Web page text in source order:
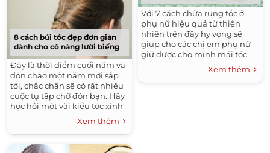
8 cách búi tóc đẹp đơn giản
dành cho cô nàng lười biếng
Đây là thời điểm cuối năm và
đón chào một năm mới sắp
tới, chắc chắn sẽ có rất nhiều
cuộc tụ tập chờ đón bạn. Hãy
học hỏi một vài kiểu tóc xinh
xắn đơn giản dưới đây để
thay đổi vẻ đẹp của mình
trong các cuộc đi chơi, dạo
phố hay đến công sở…
Xem thêm
Với 7 cách chữa rụng tóc ở
phụ nữ hiệu quả từ thiên
nhiên trên đây hy vọng sẽ
giúp cho các chị em phụ nữ
giữ được cho mình mái tóc
dày mềm mại nhất. Khi thực
hiện các cách trên cần phải có
sự kiên nhẫn thì mới mang lại
Xem thêm